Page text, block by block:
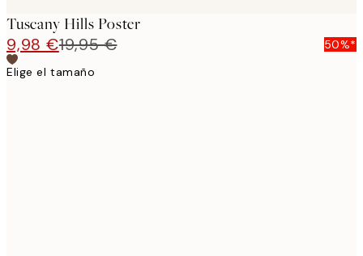
Tuscany Hills Poster
9,98 €19,95 €
50%*
Elige el tamaño